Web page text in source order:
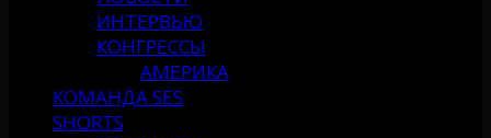
ИНТЕРВЬЮ
КОНГРЕССЫ
АМЕРИКА
КОМАНДА SES
SHORTS